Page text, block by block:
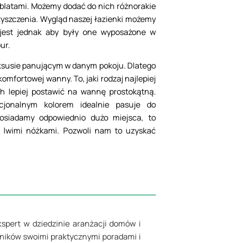
Możemy dodać do nich różnorakie
Wygląd naszej łazienki możemy
jednak aby były one wyposażone w
panującym w danym pokoju. Dlatego
wanny. To, jaki rodzaj najlepiej
lepiej postawić na wannę prostokątną.
kolorem idealnie pasuje do
odpowiednio dużo miejsca, to
nóżkami. Pozwoli nam to uzyskać
w dziedzinie aranżacji domów i
swoimi praktycznymi poradami i